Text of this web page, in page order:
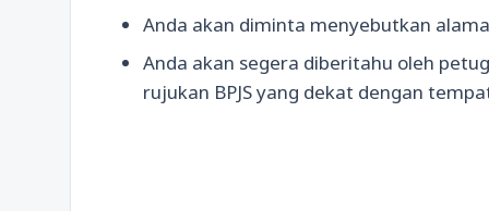
Anda akan diminta menyebutkan
Anda akan segera diberitahu oleh
rujukan BPJS yang dekat dengan